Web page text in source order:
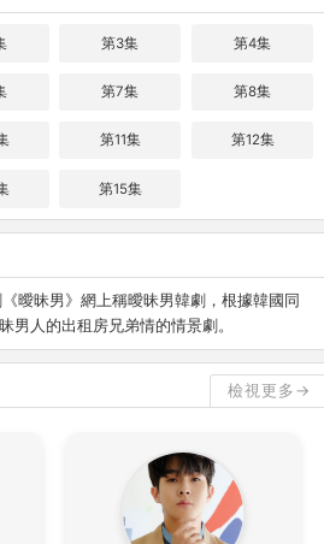
第3集 第4集
第7集 第8集
第11集 第12集
第15集
曖昧男》網上稱曖昧男韓劇，根據韓國同
男人的出租房兄弟情的情景劇。
檢視更多→